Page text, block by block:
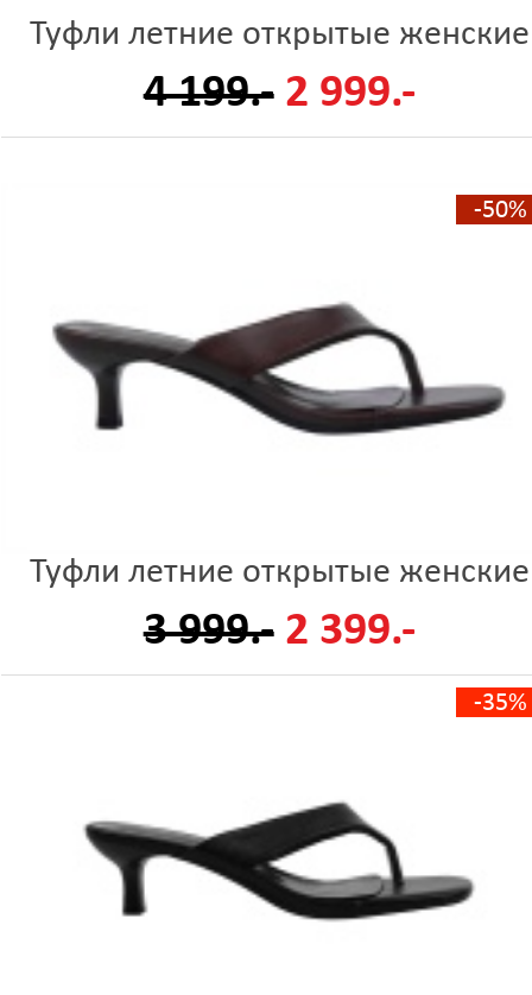
Туфли летние открытые женские
4 199.- 2 999.-
-50%
Туфли летние открытые женские
3 999.- 2 399.-
-35%